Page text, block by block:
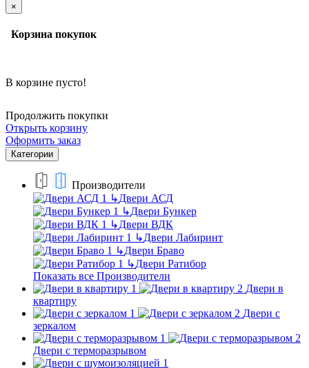
×
Корзина покупок
В корзине пусто!
Продолжить покупки
Открыть корзину
Оформить заказ
Категории
Производители
↳Двери АСД
↳Двери Бункер
↳Двери ВДК
↳Двери Лабиринт
↳Двери Браво
↳Двери Ратибор
Показать все Производители
Двери в
квартиру
Двери с
зеркалом
Двери с терморазрывом